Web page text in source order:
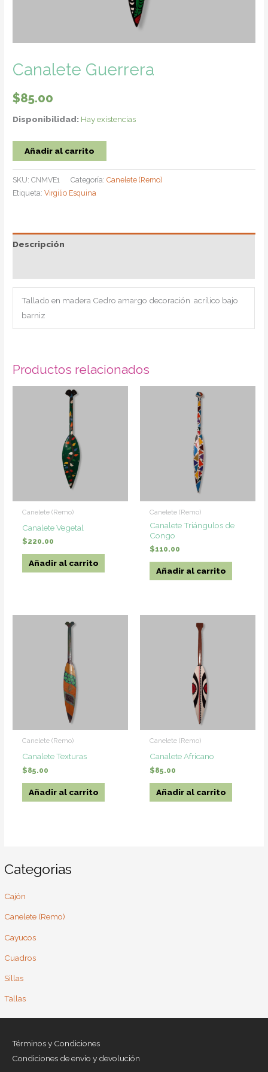
Categorias
Cajón
Canelete (Remo)
Cayucos
Cuadros
Sillas
Tallas
Canalete Guerrera
$85.00
Disponibilidad: Hay existencias
Canalete
Guerrera
cantidad
Añadir al carrito
SKU:CNMVE1 Categoría:Canelete (Remo)
Etiqueta:Virgilio Esquina
Descripción
Tallado en madera Cedro amargo decoración acrílico bajo
barniz
Productos relacionados
Canelete (Remo)
Canalete Vegetal
$220.00
Añadir al carrito
Canelete (Remo)
Canalete Triángulos de
Congo
$110.00
Añadir al carrito
Canelete (Remo)
Canalete Texturas
$85.00
Añadir al carrito
Canelete (Remo)
Canalete Africano
$85.00
Añadir al carrito
Términos y Condiciones
Condiciones de envío y devolución